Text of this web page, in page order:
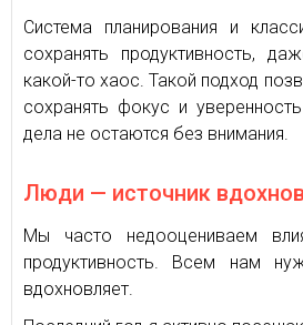
Система планирования и
сохранять продуктивность,
какой-то хаос. Такой подход
сохранять фокус и
дела не остаются без внимания.
Люди — источник
Мы часто недооцениваем
продуктивность. Всем нам
вдохновляет.